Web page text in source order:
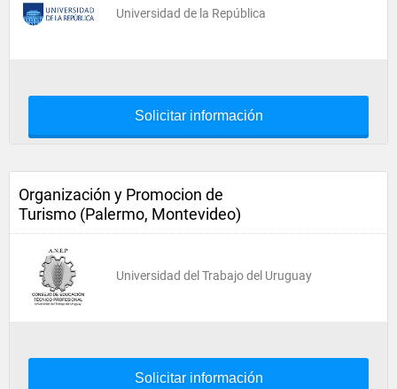
Universidad de la República
Solicitar información
Organización y Promocion de
Turismo (Palermo, Montevideo)
Universidad del Trabajo del Uruguay
Solicitar información